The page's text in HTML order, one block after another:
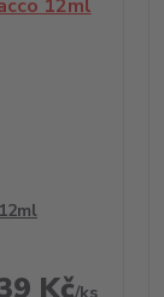
Kč